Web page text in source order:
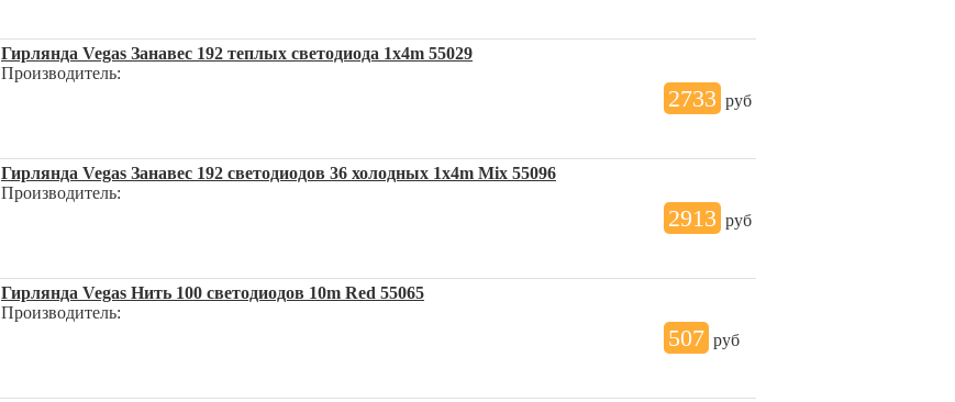
Гирлянда Vegas Занавес 192 теплых светодиода 1x4m 55029
Производитель:
2733 руб
Гирлянда Vegas Занавес 192 светодиодов 36 холодных 1x4m Mix 55096
Производитель:
2913 руб
Гирлянда Vegas Нить 100 светодиодов 10m Red 55065
Производитель:
507 руб